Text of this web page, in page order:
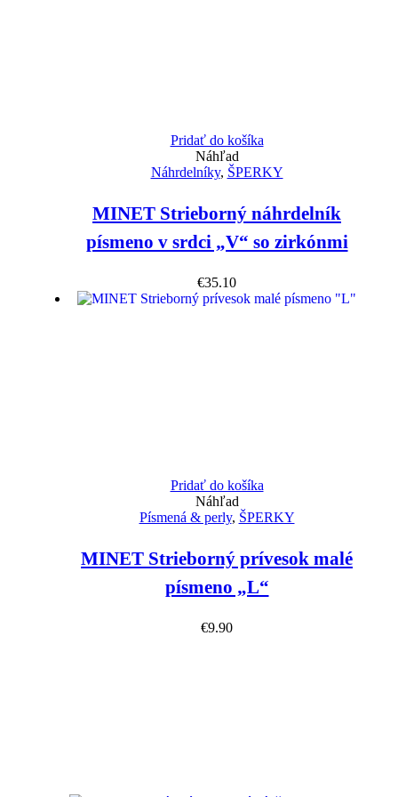
Pridať do košíka
Náhľad
Náhrdelníky, ŠPERKY
MINET Strieborný náhrdelník
písmeno v srdci „V“ so zirkónmi
€35.10
Pridať do košíka
Náhľad
Písmená & perly, ŠPERKY
MINET Strieborný prívesok malé
písmeno „L“
€9.90